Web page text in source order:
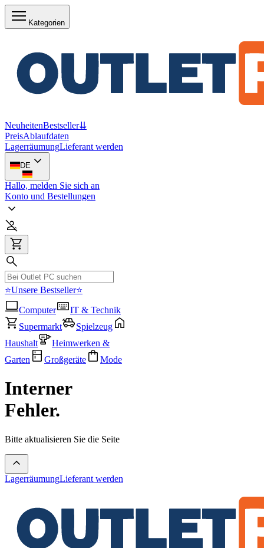
Kategorien
NeuheitenBestseller⇊
PreisAblaufdaten
LagerräumungLieferant werden
DE
Hallo, melden Sie sich an
Konto und Bestellungen
⭐Unsere Bestseller⭐
Computer
IT & Technik
Supermarkt
Spielzeug
Haushalt
Heimwerken &
Garten
Großgeräte Mode
Interner
Fehler.
Bitte aktualisieren Sie die Seite
LagerräumungLieferant werden